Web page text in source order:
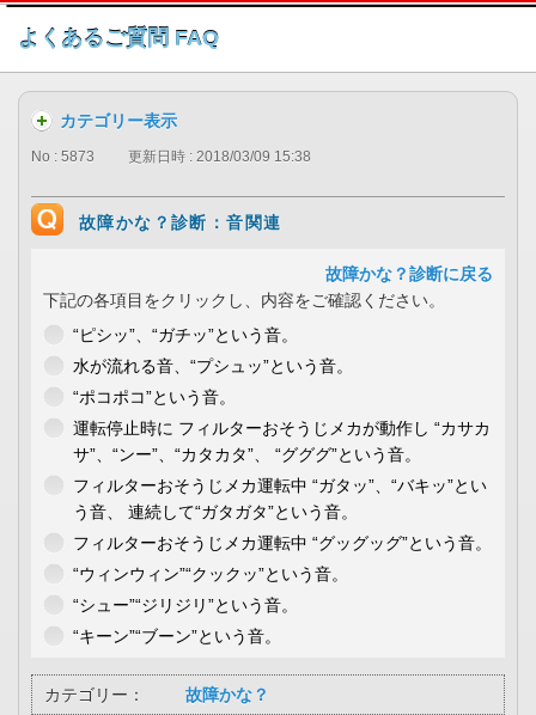
このページの本文へ
よくあるご質問 FAQ
カテゴリー表示
No : 5873 更新日時 : 2018/03/09 15:38
故障かな？診断：音関連
故障かな？診断に戻る
下記の各項目をクリックし、内容をご確認ください。
“ピシッ”、“ガチッ”という音。
水が流れる音、“プシュッ”という音。
“ポコポコ”という音。
運転停止時に フィルターおそうじメカが動作し “カサカ
サ”、“ンー”、“カタカタ”、 “グググ”という音。
フィルターおそうじメカ運転中 “ガタッ”、“バキッ”とい
う音、 連続して“ガタガタ”という音。
フィルターおそうじメカ運転中 “グッグッグ”という音。
“ウィンウィン”“クックッ”という音。
“シュー”“ジリジリ”という音。
“キーン”“ブーン”という音。
カテゴリー： 故障かな？